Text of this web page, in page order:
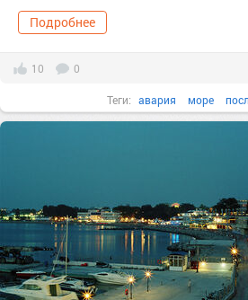
Подробнее
10 0
Теги: авария море